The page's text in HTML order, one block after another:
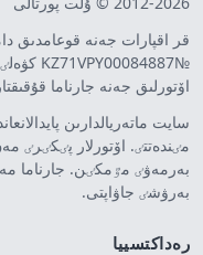
قر اقپارات جەنە قوعامدىق
№KZ71VPY00084887 كۋەلٸگٸ بەرٸلگەن.
اۆتورلىق جەنە جارناما
سايت ماتەريالدارىن
مٸندەتتٸ. اۆتورلار پٸكٸرٸ
بەرمەۋٸ مٷمكٸن. جارناما مەن
بەرۋشٸ جاۋاپتى.
رەداكتسييا